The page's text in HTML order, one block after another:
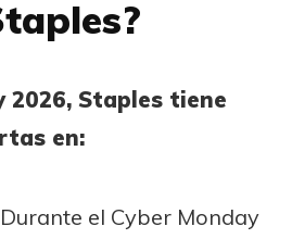
2026, Staples tiene
en:
el Cyber Monday